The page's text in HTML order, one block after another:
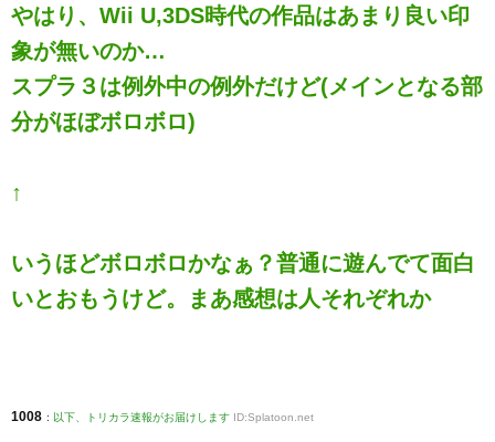
やはり、Wii U,3DS時代の作品はあまり良い印
象が無いのか…
スプラ３は例外中の例外だけど(メインとなる部
分がほぼボロボロ)
↑
いうほどボロボロかなぁ？普通に遊んでて面白
いとおもうけど。まあ感想は人それぞれか
1008 : 以下、トリカラ速報がお届けします ID:Splatoon.net